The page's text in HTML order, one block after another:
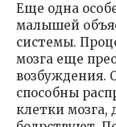
Еще одна
малышей
системы.
мозга еще
возбуждения.
способны
клетки мозга,